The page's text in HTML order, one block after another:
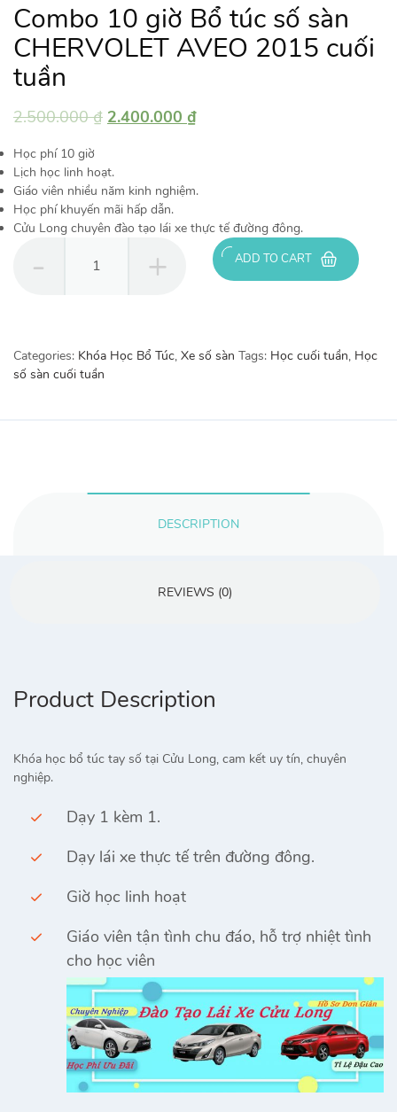
Combo 10 giờ Bổ túc số sàn
CHERVOLET AVEO 2015 cuối
tuần
2.500.000₫ 2.400.000 ₫
Học phí 10 giờ
Lịch học linh hoạt.
Giáo viên nhiều năm kinh nghiệm.
Học phí khuyến mãi hấp dẫn.
Cửu Long chuyên đào tạo lái xe thực tế đường đông.
sàn
CHERVOLET
ADD TO CART
Categories: Khóa Học Bổ Túc, Xe số sàn Tags: Học cuối tuần, Học
số sàn cuối tuần
DESCRIPTION
REVIEWS (0)
Product Description
Khóa học bổ túc tay số tại Cửu Long, cam kết uy tín, chuyên
nghiệp.
Dạy 1 kèm 1.
Dạy lái xe thực tế trên đường đông.
Giờ học linh hoạt
Giáo viên tận tình chu đáo, hỗ trợ nhiệt tình
cho học viên